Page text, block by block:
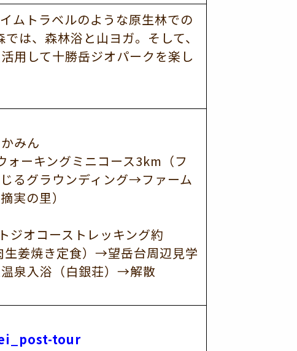
ムトラベルのような原生林での
は、森林浴と山ヨガ。そして、
用して十勝岳ジオパークを楽し
みん
ーキングミニコース3km（フ
るグラウンディング→ファーム
実の里）
オコーストレッキング約
姜焼き定食）→望岳台周辺見学
泉入浴（白銀荘）→解散
tour